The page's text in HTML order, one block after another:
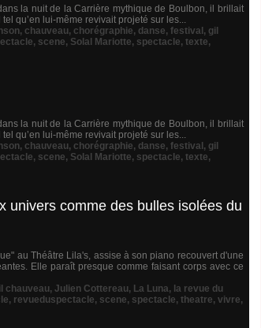
la nuit de la Carrière mythique de Boulbon, il brillait
qu’en lui-même revivait projeté sur les...
, chauveau, chorégraphie, danse, festival , gil
, scene, Solal Mariotte, spectacle, texte,
la nuit de la Carrière mythique de Boulbon, il brillait
qu’en lui-même revivait projeté sur les...
, chauveau, chorégraphie, danse, festival , gil
, scene, Solal Mariotte, spectacle, texte,
univers comme des bulles isolées du
au Théâtre Lila's, assise à son piano recouvert d'une
Elle paraît presque comme faisant corps avec ce
chauveau, Julien Cottereau, La Luna, la revue du
, revueduspectacle, scene, spectacle, theatre, vivre,